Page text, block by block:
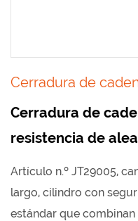
Cerradura de
Cerradura de
resistencia de
Artículo n.º JT29005,
largo, cilindro con
estándar que